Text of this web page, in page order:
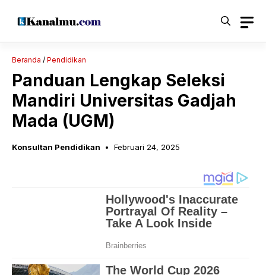
Beranda / Pendidikan
Panduan Lengkap Seleksi
Mandiri Universitas Gadjah
Mada (UGM)
Konsultan Pendidikan Februari 24, 2025